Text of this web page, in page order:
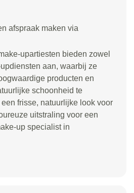
afspraak maken via
upartiesten bieden zowel
aan, waarbij ze
producten en
schoonheid te
frisse, natuurlijke look voor
uitstraling voor een
up specialist in